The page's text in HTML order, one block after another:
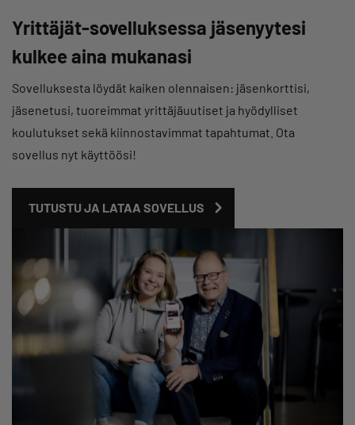
Yrittäjät-sovelluksessa jäsenyytesi
kulkee aina mukanasi
Sovelluksesta löydät kaiken olennaisen: jäsenkorttisi,
jäsenetusi, tuoreimmat yrittäjäuutiset ja hyödylliset
koulutukset sekä kiinnostavimmat tapahtumat. Ota
sovellus nyt käyttöösi!
TUTUSTU JA LATAA SOVELLUS